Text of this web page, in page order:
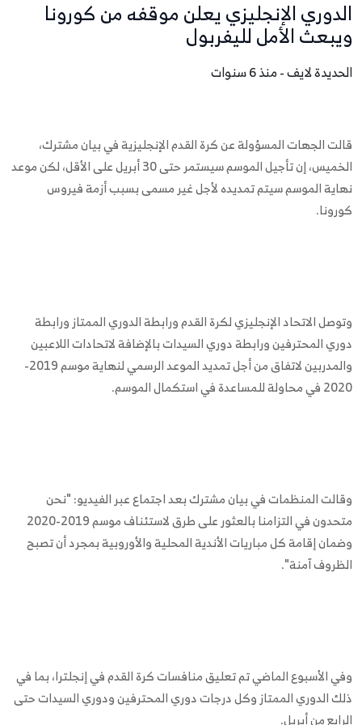
الدوري الإنجليزي يعلن موقفه من كورونا
ويبعث الأمل لليفربول
الحديدة لايف - منذ 6 سنوات
قالت الجهات المسؤولة عن كرة القدم الإنجليزية في بيان مشترك،
الخميس، إن تأجيل الموسم سيستمر حتى 30 أبريل على الأقل، لكن موعد
نهاية الموسم سيتم تمديده لأجل غير مسمى بسبب أزمة فيروس
كورونا.
وتوصل الاتحاد الإنجليزي لكرة القدم ورابطة الدوري الممتاز ورابطة
دوري المحترفين ورابطة دوري السيدات بالإضافة لاتحادات اللاعبين
والمدربين لاتفاق من أجل تمديد الموعد الرسمي لنهاية موسم 2019-
2020 في محاولة للمساعدة في استكمال الموسم.
وقالت المنظمات في بيان مشترك بعد اجتماع عبر الفيديو: "نحن
متحدون في التزامنا بالعثور على طرق لاستئناف موسم 2019-2020
وضمان إقامة كل مباريات الأندية المحلية والأوروبية بمجرد أن تصبح
الظروف آمنة".
وفي الأسبوع الماضي تم تعليق منافسات كرة القدم في إنجلترا، بما في
ذلك الدوري الممتاز وكل درجات دوري المحترفين ودوري السيدات حتى
الرابع من أبريل.